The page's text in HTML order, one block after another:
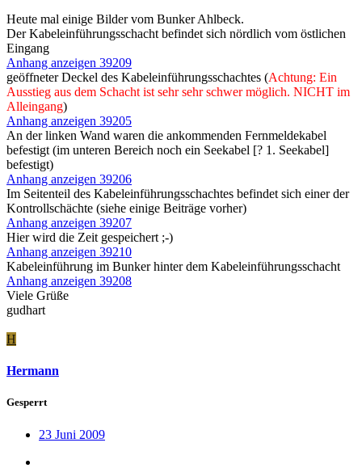
Heute mal einige Bilder vom Bunker Ahlbeck.
Der Kabeleinführungsschacht befindet sich nördlich vom östlichen
Eingang
Anhang anzeigen 39209
geöffneter Deckel des Kabeleinführungsschachtes (Achtung: Ein
Ausstieg aus dem Schacht ist sehr sehr schwer möglich. NICHT im
Alleingang)
Anhang anzeigen 39205
An der linken Wand waren die ankommenden Fernmeldekabel
befestigt (im unteren Bereich noch ein Seekabel [? 1. Seekabel]
befestigt)
Anhang anzeigen 39206
Im Seitenteil des Kabeleinführungsschachtes befindet sich einer der
Kontrollschächte (siehe einige Beiträge vorher)
Anhang anzeigen 39207
Hier wird die Zeit gespeichert ;-)
Anhang anzeigen 39210
Kabeleinführung im Bunker hinter dem Kabeleinführungsschacht
Anhang anzeigen 39208
Viele Grüße
gudhart
H
Hermann
Gesperrt
23 Juni 2009